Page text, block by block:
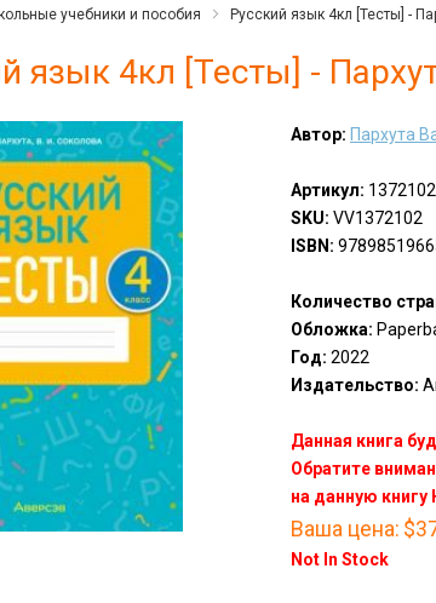
учебники и пособия Русский язык 4кл [Тесты] -
язык 4кл [Тесты] -
Автор: Пархута
Артикул: 1372102
SKU: VV1372102
ISBN:
Количество
Обложка:
Год: 2022
Издательство:
Данная книга
Обратите
на данную книгу
Ваша цена:
Not In Stock